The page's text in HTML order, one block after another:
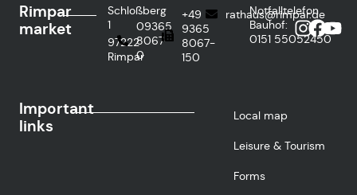
Rimpar
market
Schloßberg
1
97222
Rimpar
09365
8067-
0
+49
9365
8067-
150
rathaus@rimpar.de
Notfalltelefon
Bauhof:
0151 55052450
Important
links
Local map
Leisure & Tourism
Forms